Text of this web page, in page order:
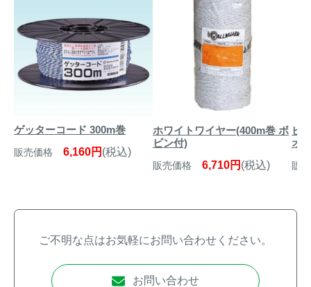
ゲッターコード 300m巻
販売価格 6,160円 (税込)
ホワイトワイヤー(400m巻 ボ
ビン付)
販売価格 6,710円 (税込)
ビ
オ
販
ご不明な点はお気軽にお問い合わせください。
お問い合わせ